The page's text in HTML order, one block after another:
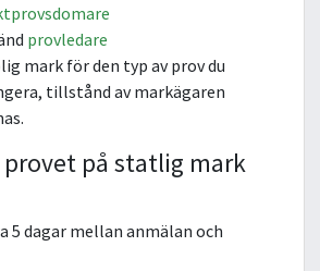
provledare
mark för den typ av prov du
tillstånd av markägaren
provet på statlig mark
5 dagar mellan anmälan och